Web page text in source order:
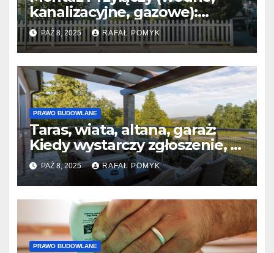
kanalizacyjne, gazowe):
Niezbędne dokumenty i
projekty.
PAŹ 8, 2025 RAFAŁ POMYK
PRAWO BUDOWLANE
Taras, wiata, altana, garaż:
Kiedy wystarczy zgłoszenie, a
kiedy PB?
PAŹ 8, 2025 RAFAŁ POMYK
PRAWO BUDOWLANE